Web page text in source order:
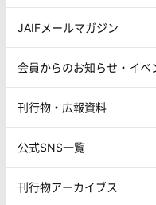
JAIFメールマガジン
会員からのお知らせ・イベ
刊行物・広報資料
公式SNS一覧
刊行物アーカイブス